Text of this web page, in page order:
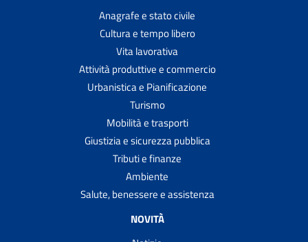
Anagrafe e stato civile
Cultura e tempo libero
Vita lavorativa
Attività produttive e commercio
Urbanistica e Pianificazione
Turismo
Mobilità e trasporti
Giustizia e sicurezza pubblica
Tributi e finanze
Ambiente
Salute, benessere e assistenza
NOVITÀ